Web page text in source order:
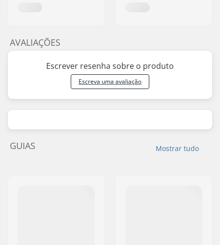
AVALIAÇÕES
Escrever resenha sobre o produto
Escreva uma avaliação
Mostrar tudo
GUIAS